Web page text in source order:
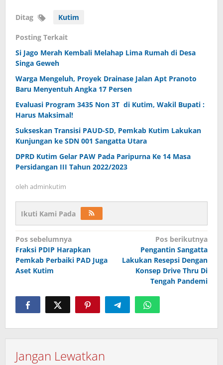
Ditag Kutim
Posting Terkait
Si Jago Merah Kembali Melahap Lima Rumah di Desa
Singa Geweh
Warga Mengeluh, Proyek Drainase Jalan Apt Pranoto
Baru Menyentuh Angka 17 Persen
Evaluasi Program 3435 Non 3T di Kutim, Wakil Bupati :
Harus Maksimal!
Sukseskan Transisi PAUD-SD, Pemkab Kutim Lakukan
Kunjungan ke SDN 001 Sangatta Utara
DPRD Kutim Gelar PAW Pada Paripurna Ke 14 Masa
Persidangan III Tahun 2022/2023
oleh adminkutim
Ikuti Kami Pada
Navigasi
pos
Pos sebelumnya
Fraksi PDIP Harapkan
Pemkab Perbaiki PAD Juga
Aset Kutim
Pos berikutnya
Pengantin Sangatta
Lakukan Resepsi Dengan
Konsep Drive Thru Di
Tengah Pandemi
Jangan Lewatkan